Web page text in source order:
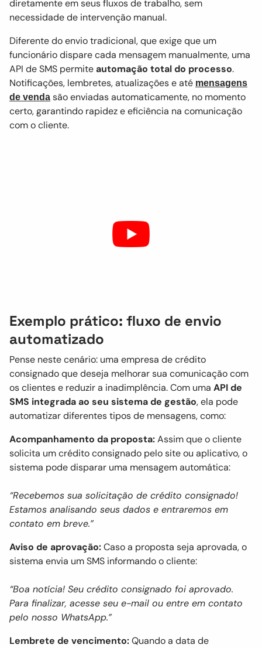
diretamente em seus fluxos de trabalho, sem
necessidade de intervenção manual.
Diferente do envio tradicional, que exige que um
funcionário dispare cada mensagem manualmente, uma
API de SMS permiteautomação total do processo.
Notificações, lembretes, atualizações e até mensagens
de venda são enviadas automaticamente, no momento
certo, garantindo rapidez e eficiência na comunicação
com o cliente.
Exemplo prático: fluxo de envio
automatizado
Pense neste cenário: uma empresa de crédito
consignado que deseja melhorar sua comunicação com
os clientes e reduzir a inadimplência. Com uma API de
SMS integrada ao seu sistema de gestão, ela pode
automatizar diferentes tipos de mensagens, como:
Acompanhamento da proposta:Assim que o cliente
solicita um crédito consignado pelo site ou aplicativo, o
sistema pode disparar uma mensagem automática:
“Recebemos sua solicitação de crédito consignado!
Estamos analisando seus dados e entraremos em
contato em breve.”
Aviso de aprovação:Caso a proposta seja aprovada, o
sistema envia um SMS informando o cliente:
“Boa notícia! Seu crédito consignado foi aprovado.
Para finalizar, acesse seu e-mail ou entre em contato
pelo nosso WhatsApp.”
Lembrete de vencimento:Quando a data de